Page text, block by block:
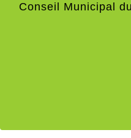
Conseil Municipal